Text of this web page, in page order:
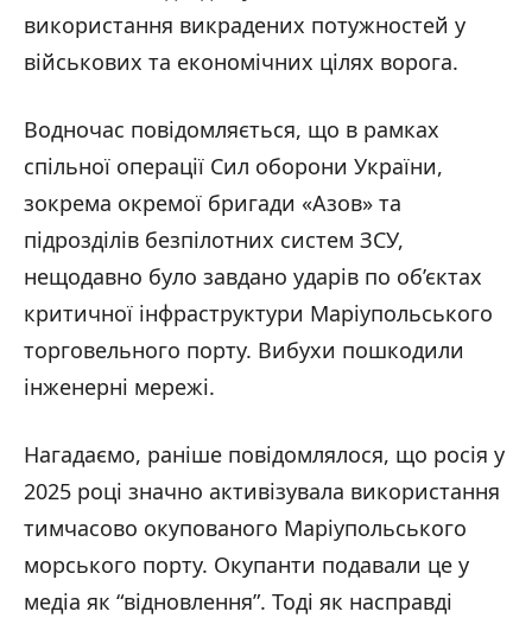
використання викрадених потужностей у
військових та економічних цілях ворога.
Водночас повідомляється, що в рамках
спільної операції Сил оборони України,
зокрема окремої бригади «Азов» та
підрозділів безпілотних систем ЗСУ,
нещодавно було завдано ударів по об’єктах
критичної інфраструктури Маріупольського
торговельного порту. Вибухи пошкодили
інженерні мережі.
Нагадаємо, раніше повідомлялося, що росія у
2025 році значно активізувала використання
тимчасово окупованого Маріупольського
морського порту. Окупанти подавали це у
медіа як “відновлення”. Тоді як насправді